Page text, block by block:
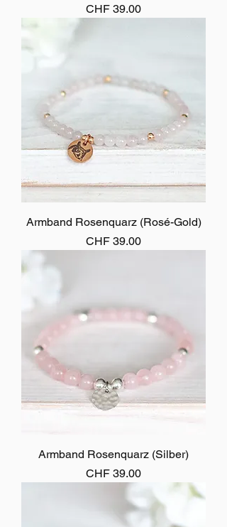
Preis
CHF 39.00
Armband Rosenquarz (Rosé-Gold)
Preis
CHF 39.00
Armband Rosenquarz (Silber)
Preis
CHF 39.00